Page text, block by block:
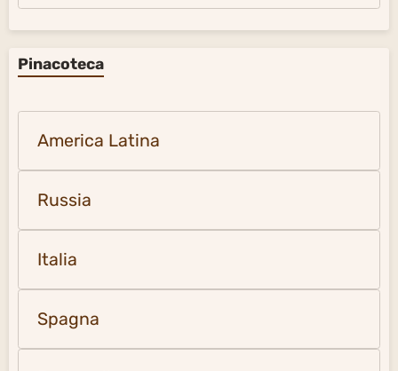
Pinacoteca
America Latina
Russia
Italia
Spagna